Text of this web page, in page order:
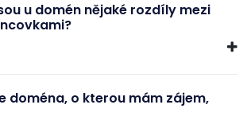
u domén nějaké rozdíly mezi
doména, o kterou mám zájem,